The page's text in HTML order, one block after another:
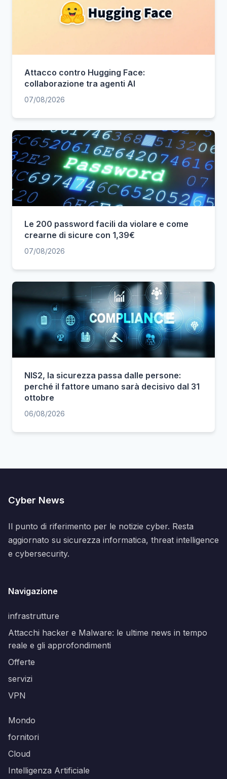
Attacco contro Hugging Face:
collaborazione tra agenti AI
07/08/2026
Le 200 password facili da violare e come
crearne di sicure con 1,39€
07/08/2026
NIS2, la sicurezza passa dalle persone:
perché il fattore umano sarà decisivo dal 31
ottobre
06/08/2026
Cyber News
Il punto di riferimento per le notizie cyber. Resta
aggiornato su sicurezza informatica, threat intelligence
e cybersecurity.
Navigazione
infrastrutture
Attacchi hacker e Malware: le ultime news in tempo
reale e gli approfondimenti
Offerte
servizi
VPN
Mondo
fornitori
Cloud
Intelligenza Artificiale